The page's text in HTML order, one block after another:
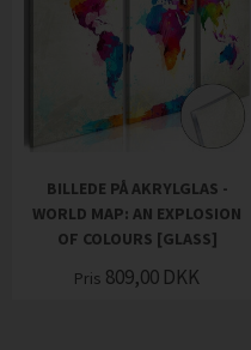
BILLEDE PÅ AKRYLGLAS -
WORLD MAP: AN EXPLOSION
OF COLOURS [GLASS]
Pris 809,00 DKK